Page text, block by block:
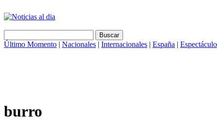
Último Momento | Nacionales | Internacionales | España |
burro